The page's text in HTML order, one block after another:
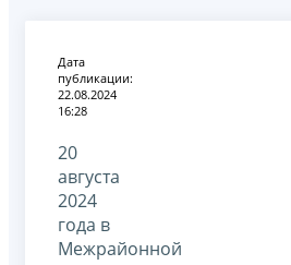
Дата
публикации:
22.08.2024
16:28
20
августа
2024
года в
Межрайонной